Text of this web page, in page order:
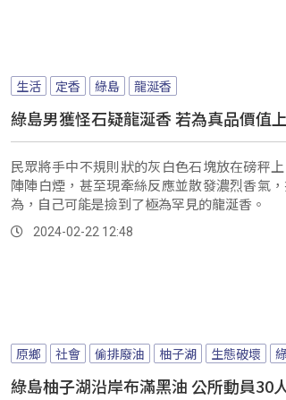
生活 定香 綠島 龍涎香
綠島男獲怪石疑龍涎香 若為真品價值
民眾將手中不規則狀的灰白色石塊放在磅秤
陣陣白煙，甚至現牽絲反應並散發濃烈香氣
為，自己可能是撿到了極為罕見的龍涎香。
2024-02-22 12:48
原鄉 社會 偷排廢油 柚子湖 生態破壞
綠島柚子湖沿岸布滿黑油 公所動員30